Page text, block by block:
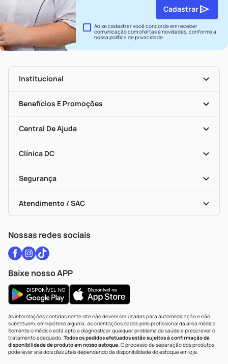
Ao se cadastrar você concorda em receber
comunicação com ofertas e novidades, conforme a
nossapolítica de privacidade.
Cadastrar
Institucional
Nossas Lojas
Seja Uma Loja Parceira
Mapa De Categorias
Benefícios E Promoções
Convênios
Programa Popular Do Brasil
Encarte De Ofertas
Dermaclub
Cupons E Ofertas
Black Friday
Central De Ajuda
Recompra Programada
Alomed
Formas De Pagamento
Troca E Devolução
Bulas De A A Z
Políticas De Marketplace
Clínica DC
Serviços Farmacêuticos
Testes Rápidos
Autoteste Covid-19
Vacinas
Segurança
Portal Da Privacidade
Atendimento / SAC
Nossas redes sociais
Baixe nosso APP
As informações contidas neste site não devem ser usadas para automedicação e não
substituem, em hipótese alguma, as orientações dadas pelo profissional da área médica.
Somente o médico está apto a diagnosticar qualquer problema de saúde e prescrever o
tratamento adequado. Todos os pedidos efetuados estão sujeitos à confirmação da
disponibilidade de produto em nosso estoque.O processo de separação dos produtos
pode levar até dois dias úteis dependendo da disponibilidade do estoque em loja.